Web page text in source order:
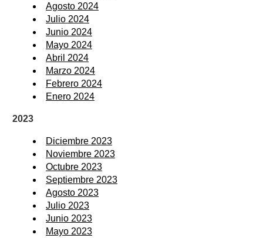
Agosto 2024
Julio 2024
Junio 2024
Mayo 2024
Abril 2024
Marzo 2024
Febrero 2024
Enero 2024
2023
Diciembre 2023
Noviembre 2023
Octubre 2023
Septiembre 2023
Agosto 2023
Julio 2023
Junio 2023
Mayo 2023